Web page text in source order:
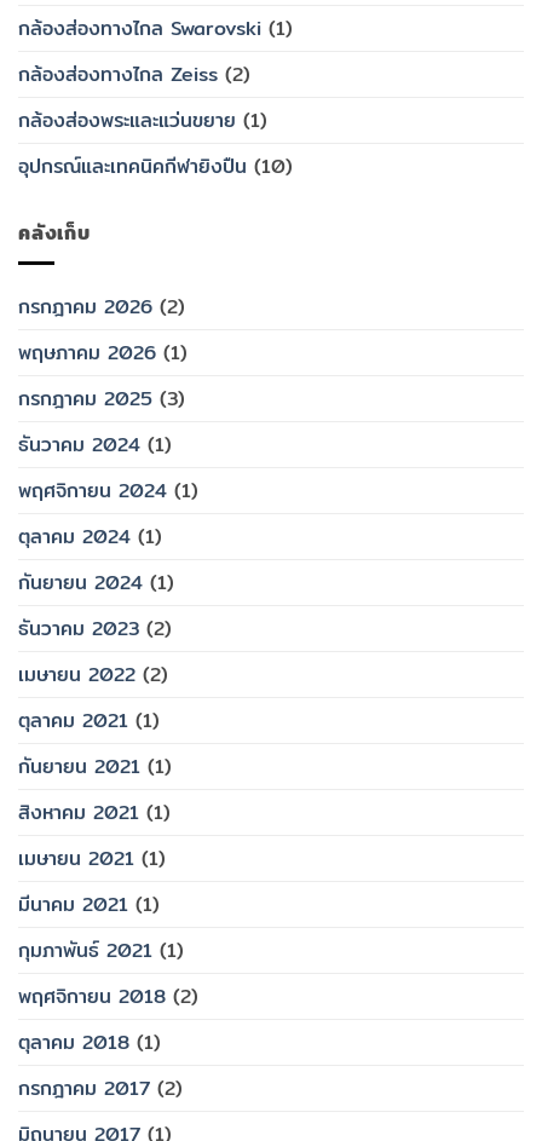
กล้องส่องทางไกล Swarovski (1)
กล้องส่องทางไกล Zeiss (2)
กล้องส่องพระและแว่นขยาย (1)
อุปกรณ์และเทคนิคกีฬายิงปืน (10)
คลังเก็บ
กรกฎาคม 2026 (2)
พฤษภาคม 2026 (1)
กรกฎาคม 2025 (3)
ธันวาคม 2024 (1)
พฤศจิกายน 2024 (1)
ตุลาคม 2024 (1)
กันยายน 2024 (1)
ธันวาคม 2023 (2)
เมษายน 2022 (2)
ตุลาคม 2021 (1)
กันยายน 2021 (1)
สิงหาคม 2021 (1)
เมษายน 2021 (1)
มีนาคม 2021 (1)
กุมภาพันธ์ 2021 (1)
พฤศจิกายน 2018 (2)
ตุลาคม 2018 (1)
กรกฎาคม 2017 (2)
มิถุนายน 2017 (1)